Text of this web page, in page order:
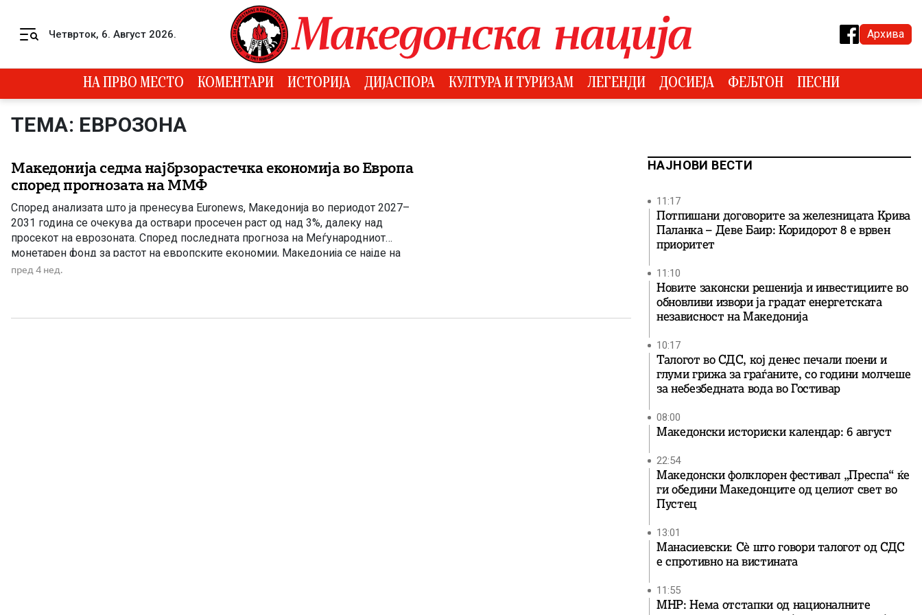
Четврток, 6. Август 2026. Архива
НА ПРВО МЕСТО КОМЕНТАРИ ИСТОРИЈА ДИЈАСПОРА КУЛТУРА И ТУРИЗАМ ЛЕГЕНДИ ДОСИЕЈА ФЕЉТОН ПЕСНИ
ТЕМА: ЕВРОЗОНА
Македонија седма најбрзорастечка економија во Европа
според прогнозата на ММФ
Според анализата што ја пренесува Euronews, Македонија во периодот 2027–
2031 година се очекува да оствари просечен раст од над 3%, далеку над
просекот на еврозоната. Според последната прогноза на Меѓународниот
монетарен фонд за растот на европските економии, Македонија се најде на
седмото место меѓу најбрзорастечките економии на стариот континент. Во
пред 4 нед.
НАЈНОВИ ВЕСТИ
11:17
Потпишани договорите за железницата Крива
Паланка – Деве Баир: Коридорот 8 е врвен
приоритет
11:10
Новите законски решенија и инвестициите во
обновливи извори ја градат енергетската
независност на Македонија
10:17
Талогот во СДС, кој денес печали поени и
глуми грижа за граѓаните, со години молчеше
за небезбедната вода во Гостивар
08:00
Македонски историски календар: 6 август
22:54
Македонски фолклорен фестивал „Преспа“ ќе
ги обедини Македонците од целиот свет во
Пустец
13:01
Манасиевски: Сè што говори талогот од СДС
е спротивно на вистината
11:55
МНР: Нема отстапки од националните